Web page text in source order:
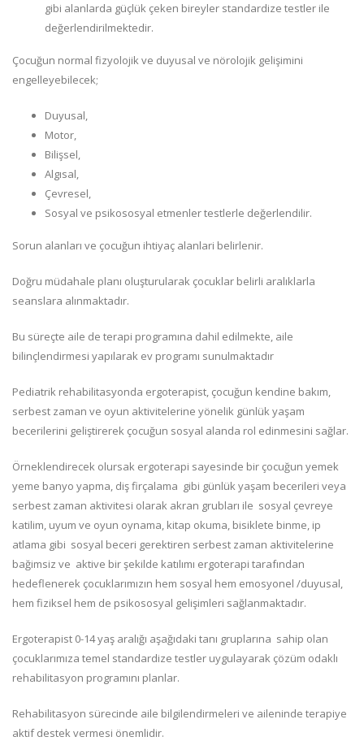
gibi alanlarda güçlük çeken bireyler standardize testler ile
değerlendirilmektedir.
Çocuğun normal fizyolojik ve duyusal ve nörolojik gelişimini
engelleyebilecek;
Duyusal,
Motor,
Bilişsel,
Algısal,
Çevresel,
Sosyal ve psikososyal etmenler testlerle değerlendilir.
Sorun alanları ve çocuğun ihtiyaç alanlari belirlenir.
Doğru müdahale planı oluşturularak çocuklar belirli aralıklarla
seanslara alınmaktadır.
Bu süreçte aile de terapi programına dahil edilmekte, aile
bilinçlendirmesi yapılarak ev programı sunulmaktadır
Pediatrik rehabilitasyonda ergoterapist, çocuğun kendine bakım,
serbest zaman ve oyun aktivitelerine yönelik günlük yaşam
becerilerini geliştirerek çocuğun sosyal alanda rol edinmesini sağlar.
Örneklendirecek olursak ergoterapi sayesinde bir çocuğun yemek
yeme banyo yapma, diş firçalama gibi günlük yaşam becerileri veya
serbest zaman aktivitesi olarak akran grubları ile sosyal çevreye
katilim, uyum ve oyun oynama, kitap okuma, bisiklete binme, ip
atlama gibi sosyal beceri gerektiren serbest zaman aktivitelerine
bağimsiz ve aktive bir şekilde katılımı ergoterapi tarafından
hedeflenerek çocuklarımızın hem sosyal hem emosyonel /duyusal,
hem fiziksel hem de psikososyal gelişimleri sağlanmaktadır.
Ergoterapist 0-14 yaş aralığı aşağıdaki tanı gruplarına sahip olan
çocuklarımıza temel standardize testler uygulayarak çözüm odaklı
rehabilitasyon programını planlar.
Rehabilitasyon sürecinde aile bilgilendirmeleri ve aileninde terapiye
aktif destek vermesi önemlidir.